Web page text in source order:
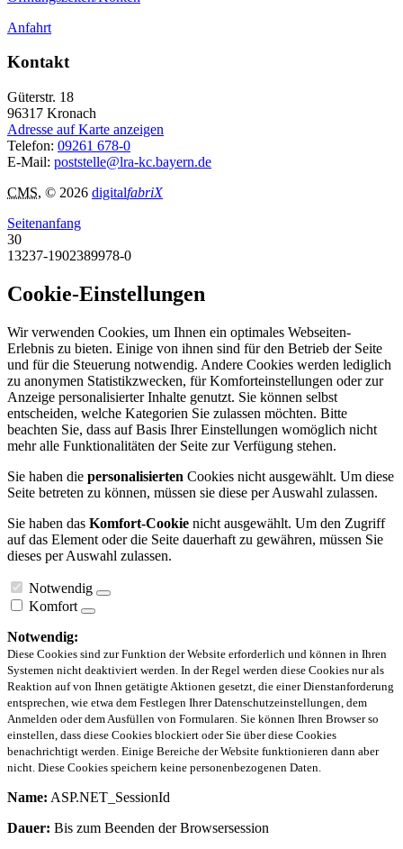
Anfahrt
Kontakt
Güterstr. 18
96317 Kronach
Adresse auf Karte anzeigen
Telefon: 09261 678-0
E-Mail: poststelle@lra-kc.bayern.de
CMS, © 2026 digitalfabriX
Seitenanfang
30
13237-1902389978-0
Cookie-Einstellungen
Wir verwenden Cookies, um Ihnen ein optimales Webseiten-
Erlebnis zu bieten. Einige von ihnen sind für den Betrieb der Seite
und für die Steuerung notwendig. Andere Cookies werden lediglich
zu anonymen Statistikzwecken, für Komforteinstellungen oder zur
Anzeige personalisierter Inhalte genutzt. Sie können selbst
entscheiden, welche Kategorien Sie zulassen möchten. Bitte
beachten Sie, dass auf Basis Ihrer Einstellungen womöglich nicht
mehr alle Funktionalitäten der Seite zur Verfügung stehen.
Sie haben die personalisierten Cookies nicht ausgewählt. Um diese
Seite betreten zu können, müssen sie diese per Auswahl zulassen.
Sie haben das Komfort-Cookie nicht ausgewählt. Um den Zugriff
auf das Element oder die Seite dauerhaft zu gewähren, müssen Sie
dieses per Auswahl zulassen.
Notwendig
Komfort
Notwendig:
Diese Cookies sind zur Funktion der Website erforderlich und können in Ihren
Systemen nicht deaktiviert werden. In der Regel werden diese Cookies nur als
Reaktion auf von Ihnen getätigte Aktionen gesetzt, die einer Dienstanforderung
entsprechen, wie etwa dem Festlegen Ihrer Datenschutzeinstellungen, dem
Anmelden oder dem Ausfüllen von Formularen. Sie können Ihren Browser so
einstellen, dass diese Cookies blockiert oder Sie über diese Cookies
benachrichtigt werden. Einige Bereiche der Website funktionieren dann aber
nicht. Diese Cookies speichern keine personenbezogenen Daten.
Name: ASP.NET_SessionId
Dauer: Bis zum Beenden der Browsersession